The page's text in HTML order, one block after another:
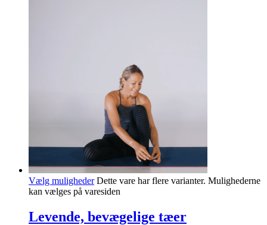
Vælg muligheder Dette vare har flere varianter. Mulighederne
kan vælges på varesiden
Levende, bevægelige tæer